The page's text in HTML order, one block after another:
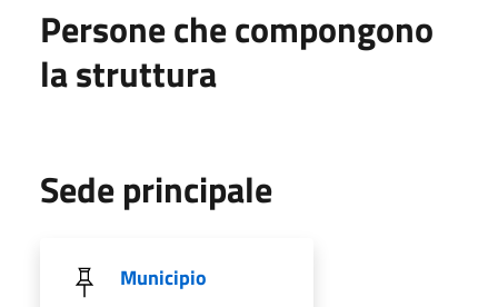
Persone che compongono
la struttura
Sede principale
Municipio